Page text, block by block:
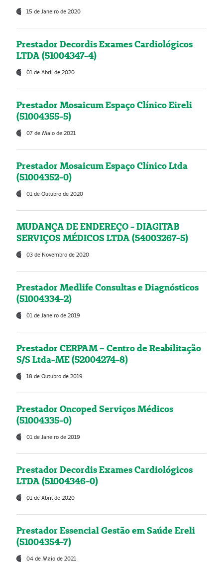
15 de Janeiro de 2020
Prestador Decordis Exames Cardiológicos
LTDA (51004347-4)
01 de Abril de 2020
Prestador Mosaicum Espaço Clínico Eireli
(51004355-5)
07 de Maio de 2021
Prestador Mosaicum Espaço Clínico Ltda
(51004352-0)
01 de Outubro de 2020
MUDANÇA DE ENDEREÇO - DIAGITAB
SERVIÇOS MÉDICOS LTDA (54003267-5)
03 de Novembro de 2020
Prestador Medlife Consultas e Diagnósticos
(51004334-2)
01 de Janeiro de 2019
Prestador CERPAM – Centro de Reabilitação
S/S Ltda-ME (52004274-8)
18 de Outubro de 2019
Prestador Oncoped Serviços Médicos
(51004335-0)
01 de Janeiro de 2019
Prestador Decordis Exames Cardiológicos
LTDA (51004346-0)
01 de Abril de 2020
Prestador Essencial Gestão em Saúde Ereli
(51004354-7)
04 de Maio de 2021